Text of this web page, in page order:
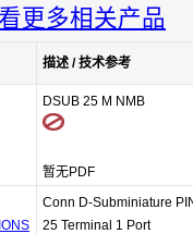
更多相关产品
描述 / 技术参考
DSUB 25 M NMB
暂无PDF
Conn D-Subminiature
25 Terminal 1 Port